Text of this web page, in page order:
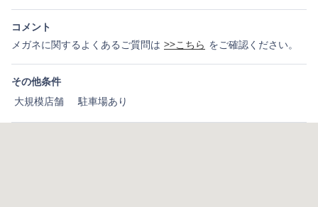
コメント
メガネに関するよくあるご質問は >>こちら をご確認ください。
その他条件
大規模店舗
駐車場あり